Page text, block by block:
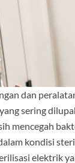
dan
sering
mencegah
kondisi
elektrik